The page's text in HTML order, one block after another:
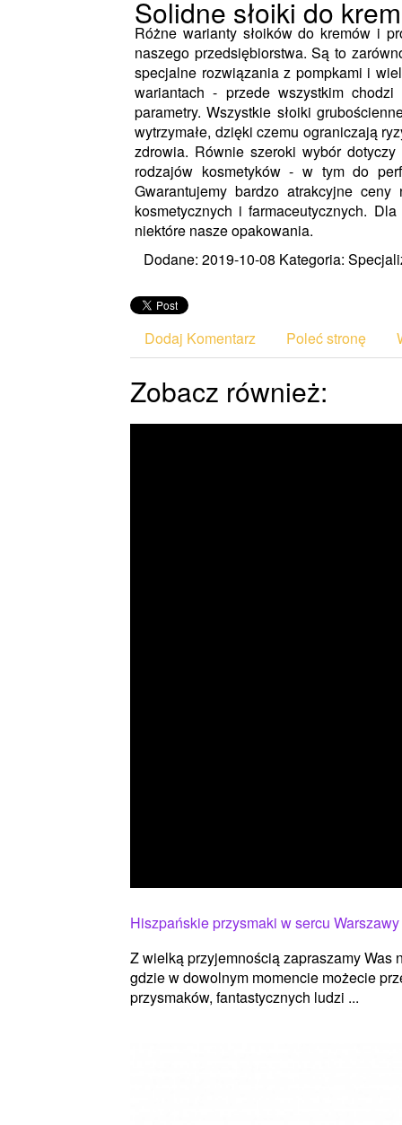
Solidne słoiki do
Różne warianty słoików do kremów i
naszego przedsiębiorstwa. Są to
specjalne rozwiązania z pompkami i
wariantach - przede wszystkim
parametry. Wszystkie słoiki
wytrzymałe, dzięki czemu ograniczają
zdrowia. Równie szeroki wybór
rodzajów kosmetyków - w tym do
Gwarantujemy bardzo atrakcyjne
kosmetycznych i farmaceutycznych.
niektóre nasze opakowania.
Dodane: 2019-10-08 Kategoria:
Dodaj Komentarz Poleć stronę
Zobacz również:
Hiszpańskie przysmaki w sercu Warszawy
Z wielką przyjemnością zapraszamy Was
gdzie w dowolnym momencie możecie
przysmaków, fantastycznych ludzi ...